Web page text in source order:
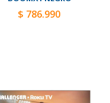
$ 786.990